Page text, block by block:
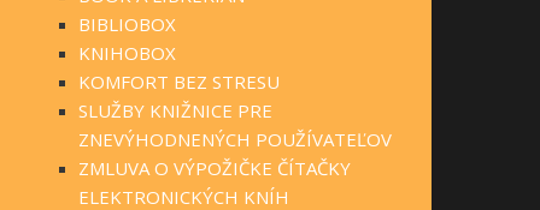
BIBLIOBOX
KNIHOBOX
KOMFORT BEZ STRESU
SLUŽBY KNIŽNICE PRE
ZNEVÝHODNENÝCH POUŽÍVATEĽOV
ZMLUVA O VÝPOŽIČKE ČÍTAČKY
ELEKTRONICKÝCH KNÍH